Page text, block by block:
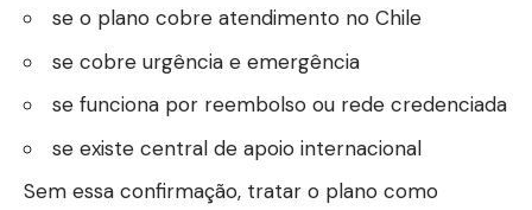
se o plano cobre atendimento no Chile
se cobre urgência e emergência
se funciona por reembolso ou rede credenciada
se existe central de apoio internacional
Sem essa confirmação, tratar o plano como